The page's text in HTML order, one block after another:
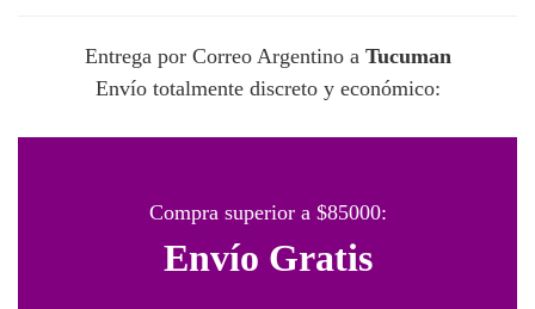
Entrega por Correo Argentino a Tucuman
Envío totalmente discreto y económico:
Compra superior a $85000:
Envío Gratis